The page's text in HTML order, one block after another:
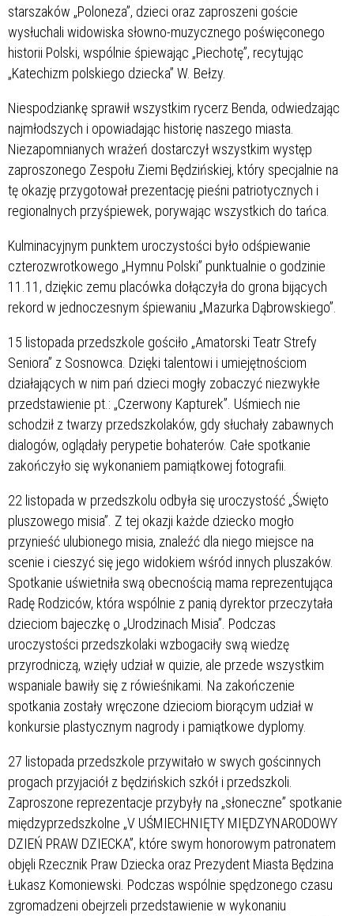
starszaków „Poloneza”, dzieci oraz zaproszeni goście
wysłuchali widowiska słowno-muzycznego poświęconego
historii Polski, wspólnie śpiewając „Piechotę”, recytując
„Katechizm polskiego dziecka” W. Bełzy.
Niespodziankę sprawił wszystkim rycerz Benda, odwiedzając
najmłodszych i opowiadając historię naszego miasta.
Niezapomnianych wrażeń dostarczył wszystkim występ
zaproszonego Zespołu Ziemi Będzińskiej, który specjalnie na
tę okazję przygotował prezentację pieśni patriotycznych i
regionalnych przyśpiewek, porywając wszystkich do tańca.
Kulminacyjnym punktem uroczystości było odśpiewanie
czterozwrotkowego „Hymnu Polski” punktualnie o godzinie
11.11, dziękic zemu placówka dołączyła do grona bijących
rekord w jednoczesnym śpiewaniu „Mazurka Dąbrowskiego”.
15 listopada przedszkole gościło „Amatorski Teatr Strefy
Seniora” z Sosnowca. Dzięki talentowi i umiejętnościom
działających w nim pań dzieci mogły zobaczyć niezwykłe
przedstawienie pt.: „Czerwony Kapturek”. Uśmiech nie
schodził z twarzy przedszkolaków, gdy słuchały zabawnych
dialogów, oglądały perypetie bohaterów. Całe spotkanie
zakończyło się wykonaniem pamiątkowej fotografii.
22 listopada w przedszkolu odbyła się uroczystość „Święto
pluszowego misia”. Z tej okazji każde dziecko mogło
przynieść ulubionego misia, znaleźć dla niego miejsce na
scenie i cieszyć się jego widokiem wśród innych pluszaków.
Spotkanie uświetniła swą obecnością mama reprezentująca
Radę Rodziców, która wspólnie z panią dyrektor przeczytała
dzieciom bajeczkę o „Urodzinach Misia”. Podczas
uroczystości przedszkolaki wzbogaciły swą wiedzę
przyrodniczą, wzięły udział w quizie, ale przede wszystkim
wspaniale bawiły się z rówieśnikami. Na zakończenie
spotkania zostały wręczone dzieciom biorącym udział w
konkursie plastycznym nagrody i pamiątkowe dyplomy.
27 listopada przedszkole przywitało w swych gościnnych
progach przyjaciół z będzińskich szkół i przedszkoli.
Zaproszone reprezentacje przybyły na „słoneczne” spotkanie
międzyprzedszkolne „V UŚMIECHNIĘTY MIĘDZYNARODOWY
DZIEŃ PRAW DZIECKA”, które swym honorowym patronatem
objęli Rzecznik Praw Dziecka oraz Prezydent Miasta Będzina
Łukasz Komoniewski. Podczas wspólnie spędzonego czasu
zgromadzeni obejrzeli przedstawienie w wykonaniu